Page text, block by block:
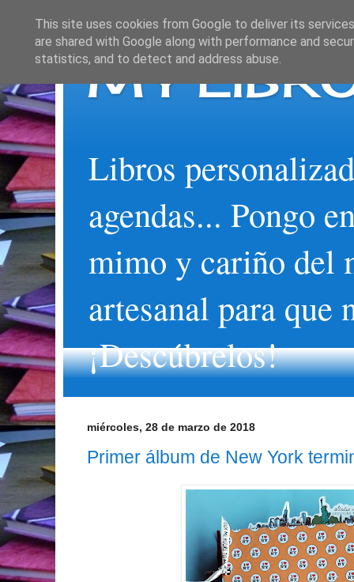
MY
Libros
agendas... Pongo
mimo y cariño del
artesanal para que
¡Descúbrelos!
miércoles, 28 de marzo de 2018
Primer álbum de New York
This site uses cookies from Google to deliver its
are shared with Google along with performance and
statistics, and to detect and address abuse.